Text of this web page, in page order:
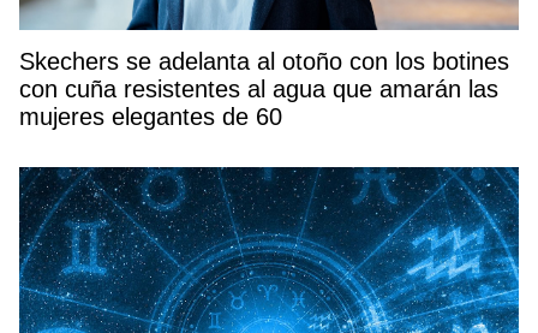
Skechers se adelanta al otoño con los botines
con cuña resistentes al agua que amarán las
mujeres elegantes de 60